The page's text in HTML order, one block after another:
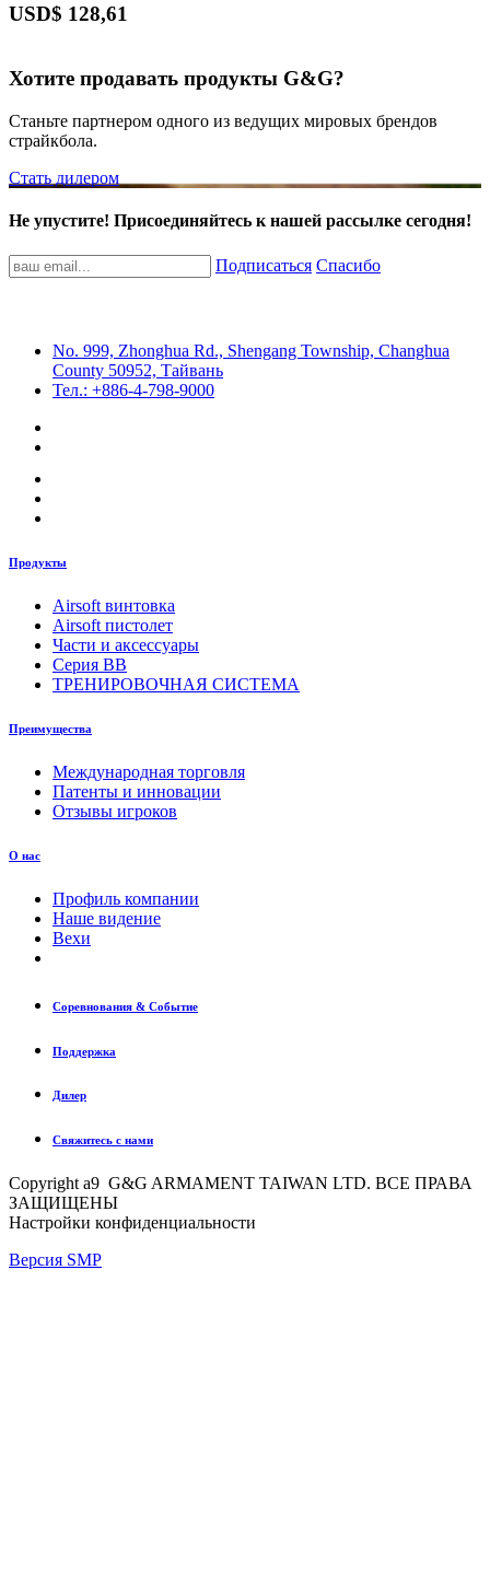
USD$ 128,61
Хотите продавать продукты G&G?
Станьте партнером одного из ведущих мировых брендов
страйкбола.
Стать дилером
Не упустите! Присоединяйтесь к нашей рассылке сегодня!
Подписаться Спасибо
No. 999, Zhonghua Rd., Shengang Township, Changhua
County 50952, Тайвань
Тел.: +886-4-798-9000
Продукты
Airsoft винтовка
Airsoft пистолет
Части и аксессуары
Серия BB
ТРЕНИРОВОЧНАЯ СИСТЕМА
Преимущества
Международная торговля
Патенты и инновации
Отзывы игроков
О нас
Профиль компании
Наше видение
Вехи
Соревнования & Событие
Поддержка
Дилер
Свяжитесь с нами
Copyright a9 G&G ARMAMENT TAIWAN LTD. ВСЕ ПРАВА
ЗАЩИЩЕНЫ
Настройки конфиденциальности
Версия SMP